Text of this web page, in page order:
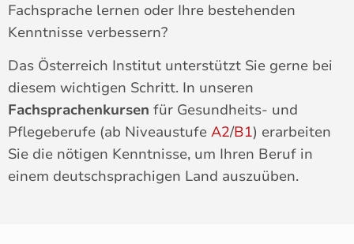
Fachsprache lernen oder Ihre bestehenden
Kenntnisse verbessern?
Das Österreich Institut unterstützt Sie gerne bei
diesem wichtigen Schritt. In unseren
Fachsprachenkursen für Gesundheits- und
Pflegeberufe (ab Niveaustufe A2/B1) erarbeiten
Sie die nötigen Kenntnisse, um Ihren Beruf in
einem deutschsprachigen Land auszuüben.